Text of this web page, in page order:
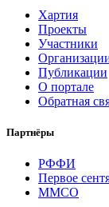
Хартия
Проекты
Участники
Публикации
О портале
Обратная
Партнёры
РФФИ
Первое
ММСО